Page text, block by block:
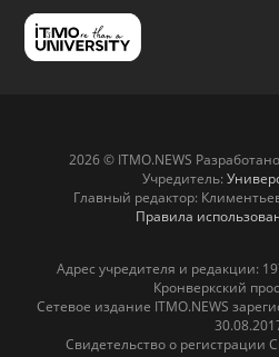
2026 © ITMO.NEWS Разработано
Учредитель:
Главный редактор:
Правила
Адрес учредителя и редакции:
Кронверкский
Сетевое издание ITMO.NEWS
Свидетельство о